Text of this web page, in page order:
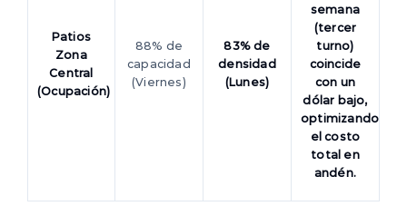
Patios
Zona
Central
(Ocupación)
88% de
capacidad
(Viernes)
83% de
densidad
(Lunes)
semana
(tercer
turno)
coincide
con un
dólar bajo,
optimizando
el costo
total en
andén.